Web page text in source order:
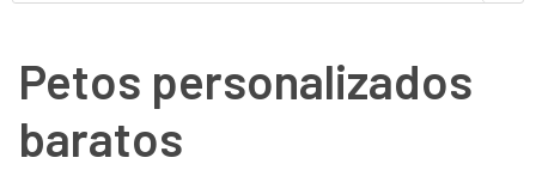
Petos personalizados
baratos